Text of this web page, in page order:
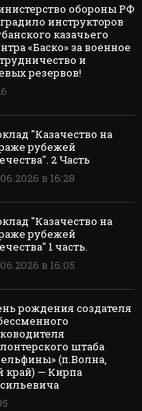
обороны РФ
инструкторов
казачьего
«Баско» за военное
и
резервов!
"Казачество на
рубежей
2 Часть
в 16:28
"Казачество на
рубежей
1 часть.
в 16:05
рождения создателя
штаба
(п.Волна,
край) — Кирпа